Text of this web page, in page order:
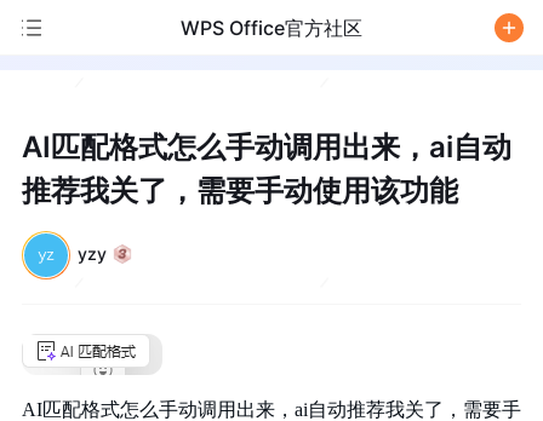
WPS Office官方社区
AI匹配格式怎么手动调用出来，ai自动
推荐我关了，需要手动使用该功能
yzy
AI匹配格式怎么手动调用出来，ai自动推荐我关了，需要手